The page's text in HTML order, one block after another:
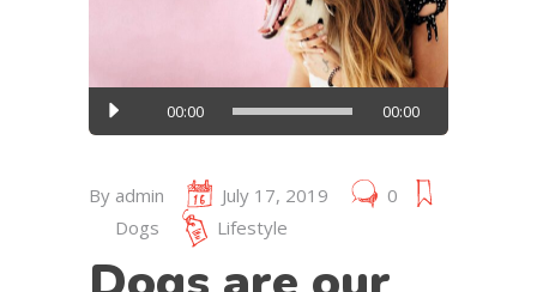
Audio
Player
00:00 00:00
By admin July 17, 2019
0
Dogs
Lifestyle